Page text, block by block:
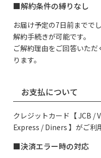
■解約条件の縛りなし
お届け予定の7日前までで
解約手続きが可能です。
ご解約理由をご回答いた
ります。
お支払について
クレジットカード【 JCB /
Express / Diners 】がご利
■決済エラー時の対応